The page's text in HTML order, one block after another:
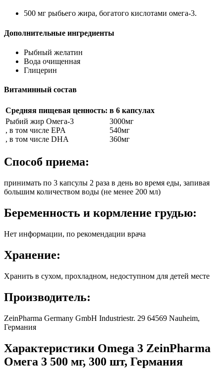
500 мг рыбьего жира, богатого кислотами омега-3.
Дополнительные ингредиенты
Рыбный желатин
Вода очищенная
Глицерин
Витаминный состав
Средняя пищевая ценность: в 6 капсулах
Рыбий жир Омега-3
, в том числе EPA
, в том числе DHA
3000мг
540мг
360мг
Способ приема:
принимать по 3 капсулы 2 раза в день во время еды, запивая
большим количеством воды (не менее 200 мл)
Беременность и кормление грудью:
Нет информации, по рекомендации врача
Хранение:
Хранить в сухом, прохладном, недоступном для детей месте
Производитель:
ZeinPharma Germany GmbH Industriestr. 29 64569 Nauheim,
Германия
Характеристики Omega 3 ZeinPharma
Омега 3 500 мг, 300 шт, Германия